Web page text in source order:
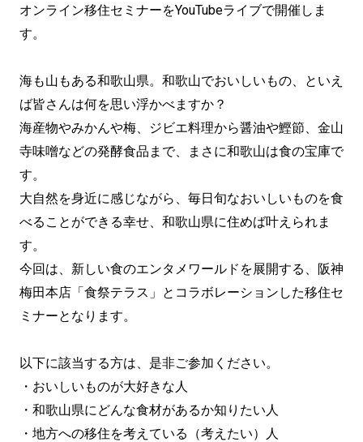
オンライン移住セミナーをYouTubeライブで開催しま
す。
海も山もある和歌山県。和歌山でおいしいもの、といえ
ば皆さんは何を思い浮かべますか？
海産物やみかんや梅、ジビエ料理から醤油や鰹節、金山
寺味噌などの発酵食品まで、まさに和歌山は食の宝庫で
す。
大自然を身近に感じながら、毎日旬なおいしいものを食
べることができる幸せ、和歌山県に住めば叶えられま
す。
今回は、新しい食のエンタメワールドを展開する、阪神
梅田本店「食祭テラス」とコラボレーションした移住セ
ミナーとなります。
以下に該当する方は、是非ご参加ください。
・おいしいものが大好きな人
・和歌山県にどんな食材があるか知りたい人
・地方への移住を考えている（考えたい）人